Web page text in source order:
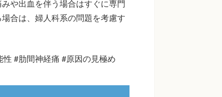
や出血を伴う場合はすぐに専門
合は、婦人科系の問題を考慮す
#肋間神経痛 #原因の見極め